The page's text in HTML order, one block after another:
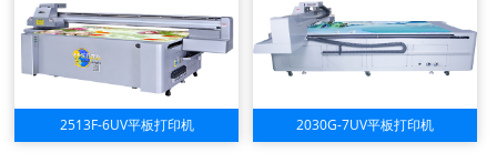
2513F-6UV平板打印机 2030G-7UV平板打印机